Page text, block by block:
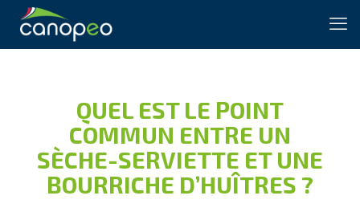
QUEL EST LE POINT
COMMUN ENTRE UN
SÈCHE-SERVIETTE ET UNE
BOURRICHE D’HUÎTRES ?